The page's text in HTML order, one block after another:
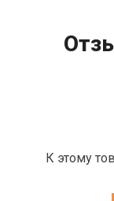
К этому